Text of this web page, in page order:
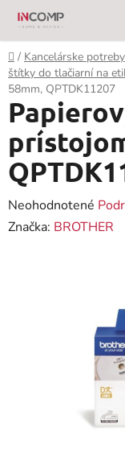
Prejsť
obsah
Domov
/ Kancelárske potreby
štítky do tlačiarní na
58mm, QPTDK11207
Priemerné
hodnotenie
Neohodnotené
Značka: BROTHER